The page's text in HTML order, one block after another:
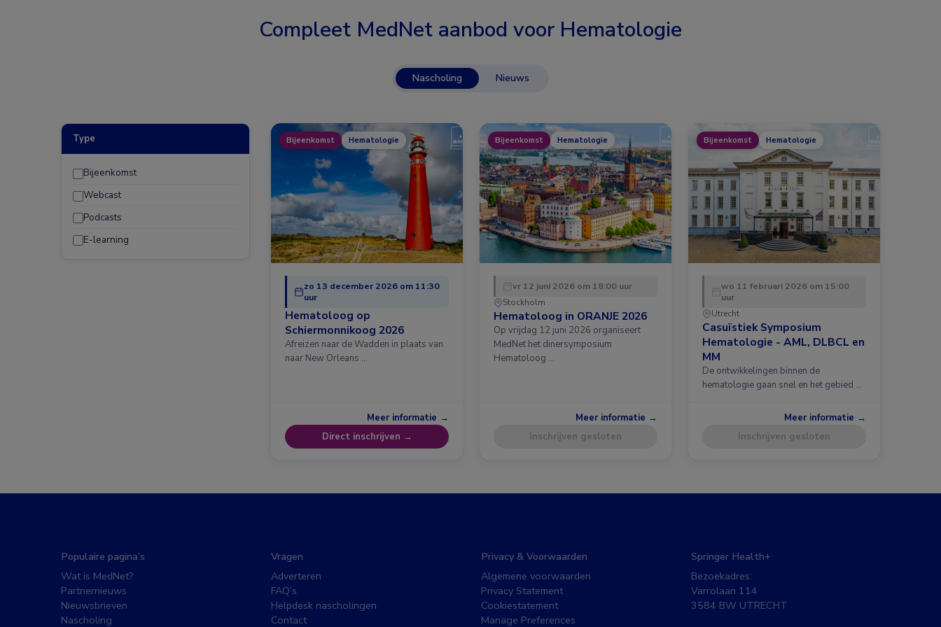
Compleet MedNet aanbod voor Hematologie
Nascholing Nieuws
Type
Bijeenkomst
Webcast
Podcasts
E-learning
Bijeenkomst Hematologie
zo 13 december 2026 om 11:30
uur
Hematoloog op
Schiermonnikoog 2026
Afreizen naar de Wadden in plaats van
naar New Orleans …
Meer informatie →
Direct inschrijven →
Bijeenkomst Hematologie
vr 12 juni 2026 om 18:00 uur
Stockholm
Hematoloog in ORANJE 2026
Op vrijdag 12 juni 2026 organiseert
MedNet het dinersymposium
Hematoloog …
Meer informatie →
Inschrijven gesloten
Bijeenkomst Hematologie
wo 11 februari 2026 om 15:00
uur
Utrecht
Casuïstiek Symposium
Hematologie - AML, DLBCL en
MM
De ontwikkelingen binnen de
hematologie gaan snel en het gebied …
Meer informatie →
Inschrijven gesloten
Populaire pagina’s
Wat is MedNet?
Partnernieuws
Nieuwsbrieven
Nascholing
Vragen
Adverteren
FAQ’s
Helpdesk nascholingen
Contact
Privacy & Voorwaarden
Algemene voorwaarden
Privacy Statement
Cookiestatement
Manage Preferences
Springer Health+
Bezoekadres:
Varrolaan 114
3584 BW UTRECHT